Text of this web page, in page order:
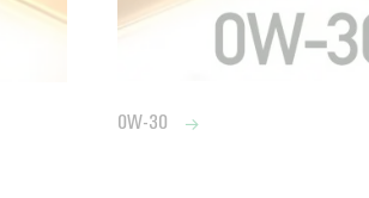
0W-30